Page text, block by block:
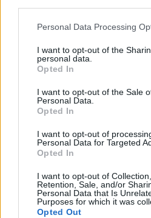
Please note that this website/app
not limited to your visit or usage
grant or deny consent to Google
use your data for below specified
consent section.
Personal Data Processing
I want to opt-out of the
personal data.
Opted In
I want to opt-out of the Sale
Personal Data.
Opted In
I want to opt-out of
Personal Data for Targeted
Opted In
I want to opt-out of
Retention, Sale, and/or
Personal Data that Is
Purposes for which it was
Opted Out
Horizont Winter Joe
Madnezz•2021. december 15.
Illat: telt, édes, kávés Hab:
sötétbarna Ez már a
a Fóti Sánta Klausz után.
meg tudták szelídíteni. Az
zabpehely, mely a
pedig a kakaóbab, ami a